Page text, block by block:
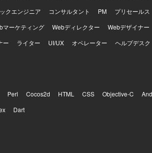
クエンジニア
コンサルタント PM プリセールス
マーケティング
Webディレクター Webデザイナー
ー
ライター UI/UX オペレーター ヘルプデスク
Perl Cocos2d HTML CSS Objective-C
Dart